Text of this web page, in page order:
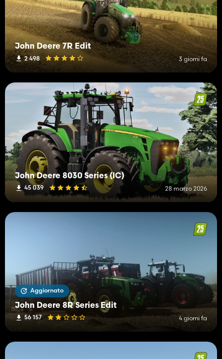
John Deere 7R Edit
2 498 3 giorni fa
John Deere 8030 Series (IC)
45 039 28 marzo 2026
Aggiornato
John Deere 8R Series Edit
56 157 4 giorni fa